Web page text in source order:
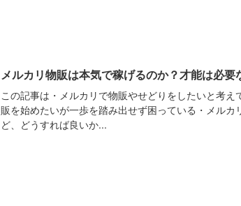
メルカリ物販は本気で稼げるのか？才能は必要
この記事は・メルカリで物販やせどりをしたいと考え
販を始めたいが一歩を踏み出せず困っている・メルカ
ど、どうすれば良いか...